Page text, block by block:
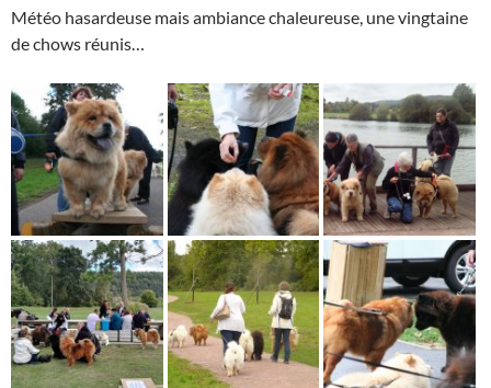
Météo hasardeuse mais ambiance chaleureuse, une vingtaine
de chows réunis…